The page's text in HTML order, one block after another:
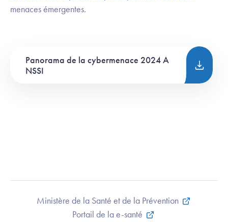
menaces émergentes.
Panorama de la cybermenace 2024 A
NSSI
Ministère de la Santé et de la Prévention
Portail de la e-santé